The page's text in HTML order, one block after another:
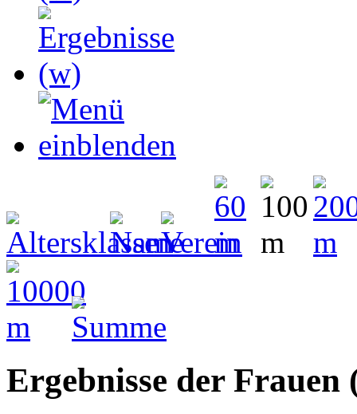
Ergebnisse der Frauen